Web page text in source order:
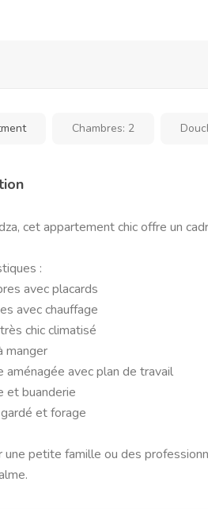
Chambres: 2
cet appartement chic offre un
:
avec placards
avec chauffage
chic climatisé
manger
aménagée avec plan de travail
et buanderie
et forage
une petite famille ou des